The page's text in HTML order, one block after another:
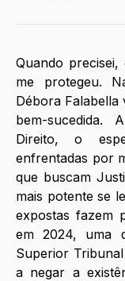
Quando
me protegeu.
Débora Falabella
bem-
Direito, o
enfrentadas por
que buscam
mais potente se
expostas fazem
em 2024, uma
Superior
a negar a